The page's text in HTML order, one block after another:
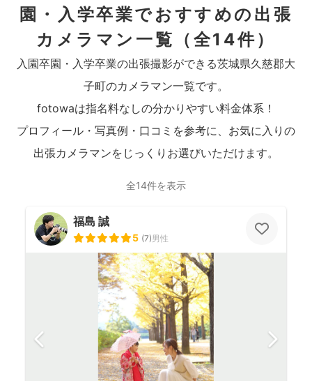
園・入学卒業でおすすめの出張
カメラマン一覧
（全14件）
入園卒園・入学卒業の出張撮影ができる茨城県久慈郡大
子町のカメラマン一覧です。
fotowaは指名料なしの分かりやすい料金体系！
プロフィール・写真例・口コミを参考に、お気に入りの
出張カメラマンをじっくりお選びいただけます。
全14件を表示
福島 誠
5 (7)男性